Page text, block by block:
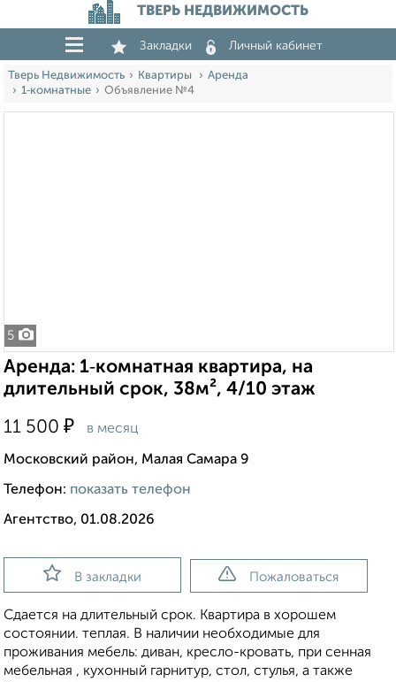
ТВЕРЬ НЕДВИЖИМОСТЬ
Закладки Личный кабинет
Тверь Недвижимость Квартиры
Аренда
1‑комнатные
Объявление №4
5
Аренда: 1‑комнатная квартира, на
длительный срок, 38м², 4/10 этаж
11 500 ₽ в месяц
Московский район, Малая Самара 9
Телефон: показать телефон
Агентство, 01.08.2026
В закладки Пожаловаться
Сдается на длительный срок. Квартира в хорошем
состоянии. теплая. В наличии необходимые для
проживания мебель: диван, кресло-кровать, при сенная
мебельная , кухонный гарнитур, стол, стулья, а также